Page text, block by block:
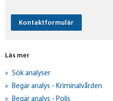
Kontaktformulär
Läs mer
Sök analyser
Begär analys - Kriminalvården
Begär analys - Polis